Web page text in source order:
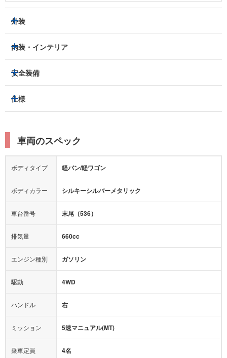
外装
ヘッドライト
アルミホイール：-
サンルーフ/ガラスルーフ
ルーフレール
エアロパーツ
ローダウン
内装・インテリア
3列シート
ベンチシート
パワーシート
シートヒーター
カーナビ：-
ミュージックプレイヤー接続可
後席モニター
安全装備
トラクションコントロール
レーンキープアシスト
横滑り防止装置
衝突被害軽減プレーキ
カメラ：-
エアバッグ：
ダブルエアバッグ
衝撃緩和ヘッドレスト
サポカー
アクセル踏み間違い（誤発進）防止装置
アダプティブクルーズコントロール
ヒルディセントコントロール
オートマチックハイビーム
仕様
車両のスペック
ボディタイプ 軽バン/軽ワゴン
ボディカラー シルキーシルバーメタリック
車台番号 末尾（536）
排気量 660cc
エンジン種別 ガソリン
駆動 4WD
ハンドル 右
ミッション 5速マニュアル(MT)
乗車定員 4名